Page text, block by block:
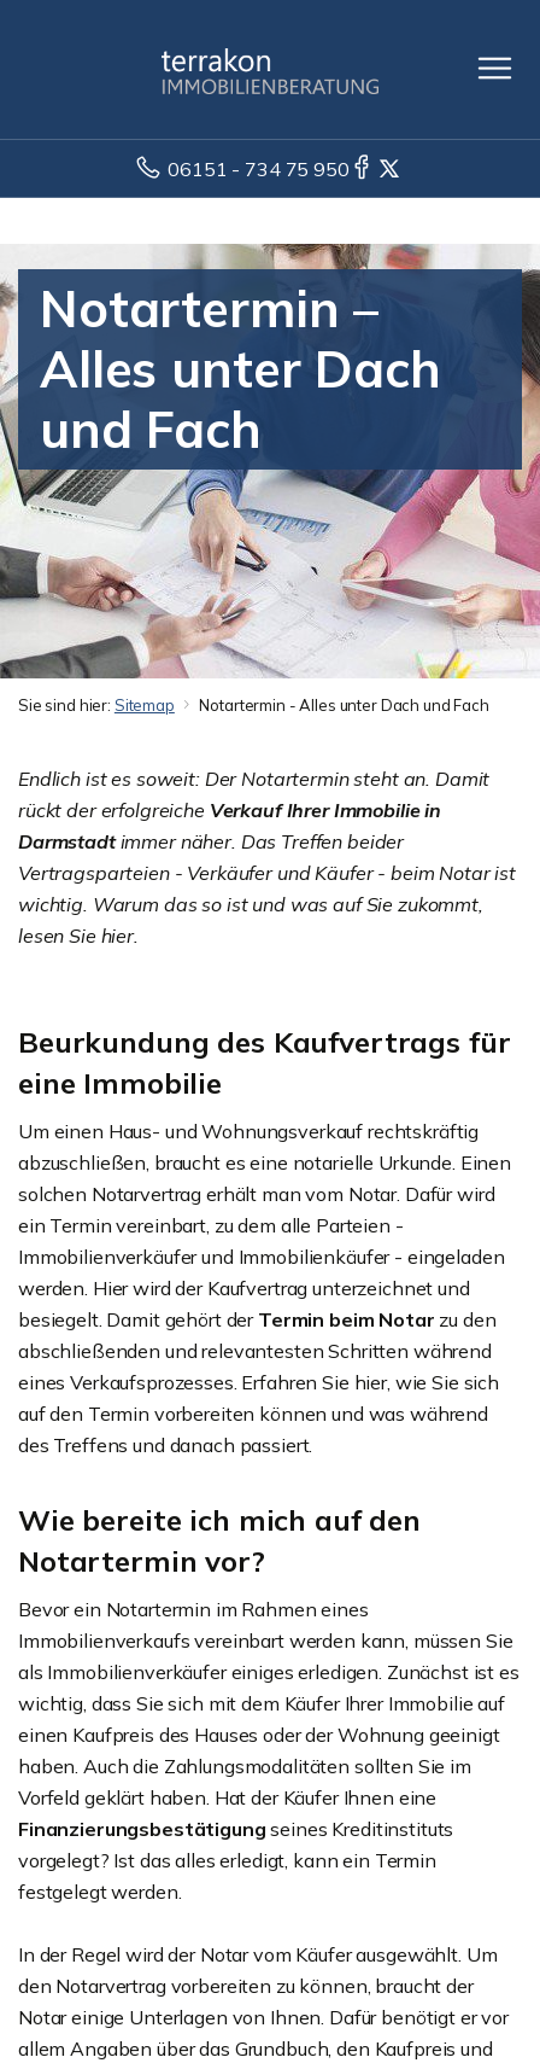
06151 - 734 75 950
Notartermin –
Alles unter Dach
und Fach
Sie sind hier: Sitemap Notartermin - Alles unter Dach und Fach
Endlich ist es soweit: Der Notartermin steht an. Damit
rückt der erfolgreiche Verkauf Ihrer Immobilie in
Darmstadtimmer näher. Das Treffen beider
Vertragsparteien - Verkäufer und Käufer - beim Notar ist
wichtig. Warum das so ist und was auf Sie zukommt,
lesen Sie hier.
Beurkundung des Kaufvertrags für
eine Immobilie
Um einen Haus- und Wohnungsverkauf rechtskräftig
abzuschließen, braucht es eine notarielle Urkunde. Einen
solchen Notarvertrag erhält man vom Notar. Dafür wird
ein Termin vereinbart, zu dem alle Parteien -
Immobilienverkäufer und Immobilienkäufer - eingeladen
werden. Hier wird der Kaufvertrag unterzeichnet und
besiegelt. Damit gehört der Termin beim Notar zu den
abschließenden und relevantesten Schritten während
eines Verkaufsprozesses. Erfahren Sie hier, wie Sie sich
auf den Termin vorbereiten können und was während
des Treffens und danach passiert.
Wie bereite ich mich auf den
Notartermin vor?
Bevor ein Notartermin im Rahmen eines
Immobilienverkaufs vereinbart werden kann, müssen Sie
als Immobilienverkäufer einiges erledigen. Zunächst ist es
wichtig, dass Sie sich mit dem Käufer Ihrer Immobilie auf
einen Kaufpreis des Hauses oder der Wohnung geeinigt
haben. Auch die Zahlungsmodalitäten sollten Sie im
Vorfeld geklärt haben. Hat der Käufer Ihnen eine
Finanzierungsbestätigungseines Kreditinstituts
vorgelegt? Ist das alles erledigt, kann ein Termin
festgelegt werden.
In der Regel wird der Notar vom Käufer ausgewählt. Um
den Notarvertrag vorbereiten zu können, braucht der
Notar einige Unterlagen von Ihnen. Dafür benötigt er vor
allem Angaben über das Grundbuch, den Kaufpreis und